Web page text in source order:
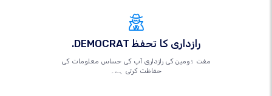
.DEMOCRAT رازداری کا تحفظ
مفت ڈومین کی رازداری آپ کی حساس معلومات کی
حفاظت کرتی ہے۔